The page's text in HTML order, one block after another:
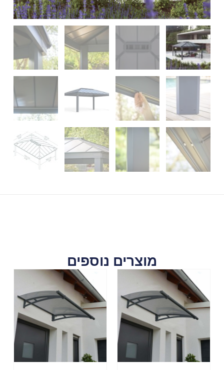
מוצרים נוספים